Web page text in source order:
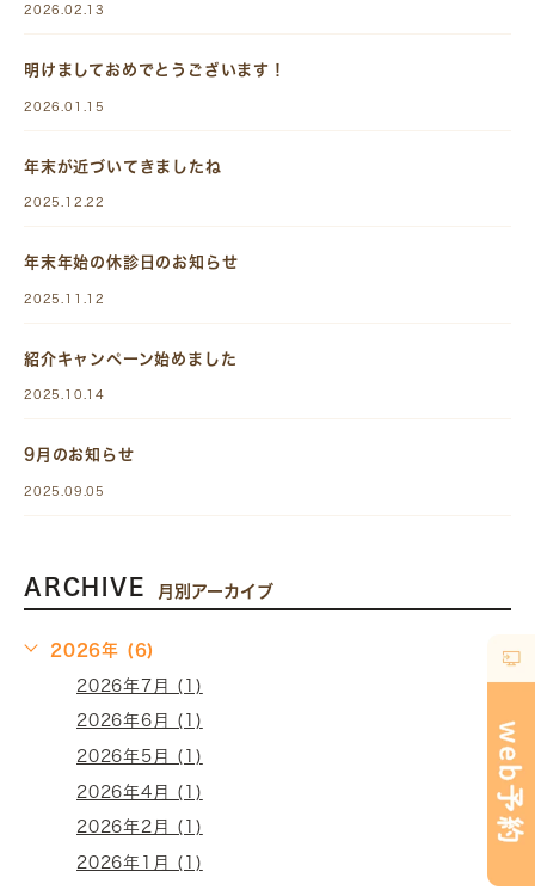
2026.02.13
明けましておめでとうございます！
2026.01.15
年末が近づいてきましたね
2025.12.22
年末年始の休診日のお知らせ
2025.11.12
紹介キャンペーン始めました
2025.10.14
9月のお知らせ
2025.09.05
ARCHIVE 月別アーカイブ
2026年 (6)
2026年7月 (1)
2026年6月 (1)
2026年5月 (1)
2026年4月 (1)
2026年2月 (1)
2026年1月 (1)